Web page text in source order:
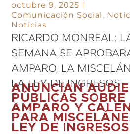
octubre 9, 2025
Comunicación Social,
Noticias
RICARDO MONREAL:
SEMANA SE
AMPARO, LA
LA LEY DE INGRESOS
ANUNCIAN
PÚBLICAS
AMPARO Y
PARA
LEY DE INGRESOS